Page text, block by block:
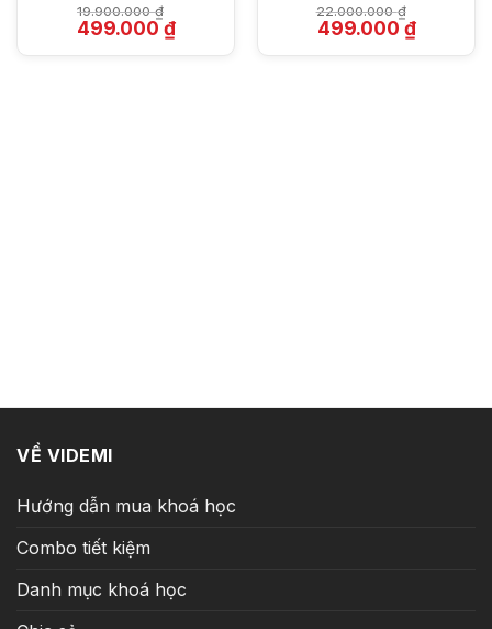
19.900.000₫
Giá
gốc
499.000₫Giá
hiện
22.000.000₫
Giá
gốc
499.000₫Giá
hiện
VỀ VIDEMI
Hướng dẫn mua khoá học
Combo tiết kiệm
Danh mục khoá học